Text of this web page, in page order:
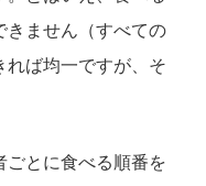
きません（すべての
れば均一ですが、そ
ごとに食べる順番を